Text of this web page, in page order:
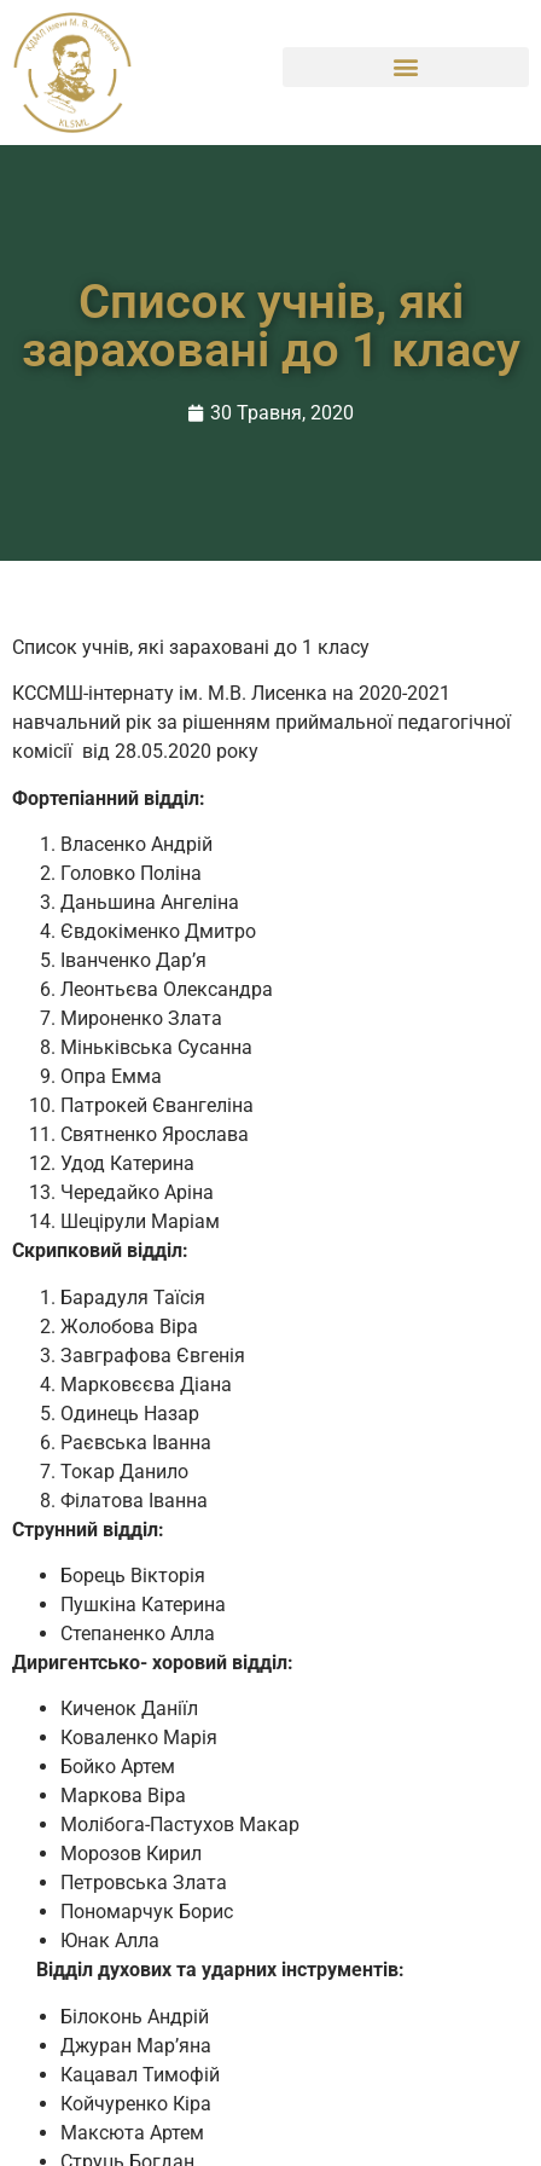
Список учнів, які
зараховані до 1 класу
30 Травня, 2020
Список учнів, які зараховані до 1 класу
КССМШ-інтернату ім. М.В. Лисенка на 2020-2021
навчальний рік за рішенням приймальної педагогічної
комісії від 28.05.2020 року
Фортепіанний відділ:
Власенко Андрій
Головко Поліна
Даньшина Ангеліна
Євдокіменко Дмитро
Іванченко Дар’я
Леонтьєва Олександра
Мироненко Злата
Міньківська Сусанна
Опра Емма
Патрокей Євангеліна
Святненко Ярослава
Удод Катерина
Чередайко Аріна
Шецірули Маріам
Скрипковий відділ:
Барадуля Таїсія
Жолобова Віра
Завграфова Євгенія
Марковєєва Діана
Одинець Назар
Раєвська Іванна
Токар Данило
Філатова Іванна
Струнний відділ:
Борець Вікторія
Пушкіна Катерина
Степаненко Алла
Диригентсько- хоровий відділ:
Киченок Даніїл
Коваленко Марія
Бойко Артем
Маркова Віра
Молібога-Пастухов Макар
Морозов Кирил
Петровська Злата
Пономарчук Борис
Юнак Алла
Відділ духових та ударних інструментів:
Білоконь Андрій
Джуран Мар’яна
Кацавал Тимофій
Койчуренко Кіра
Максюта Артем